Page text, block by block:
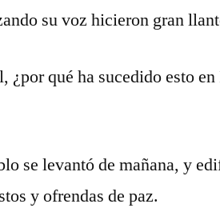
su voz hicieron gran
¿por qué ha sucedido esto
se levantó de mañana, y
y ofrendas de paz.